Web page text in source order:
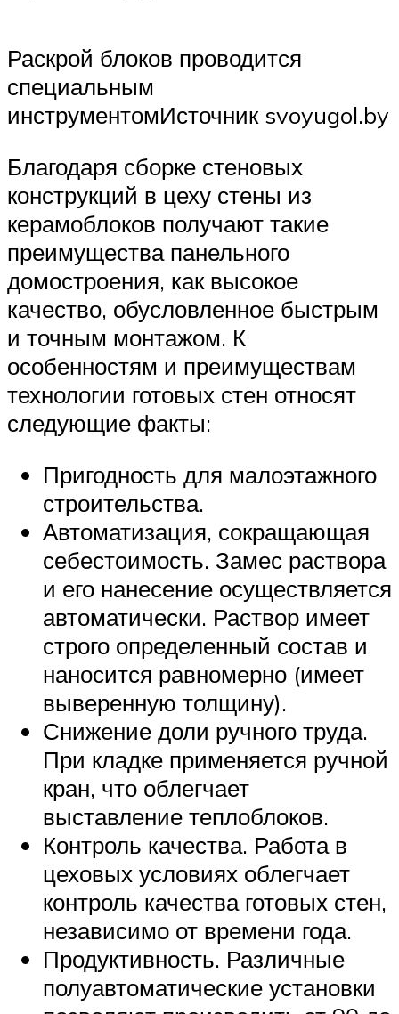
Раскрой блоков проводится
специальным
инструментомИсточник svoyugol.by
Благодаря сборке стеновых
конструкций в цеху стены из
керамоблоков получают такие
преимущества панельного
домостроения, как высокое
качество, обусловленное быстрым
и точным монтажом. К
особенностям и преимуществам
технологии готовых стен относят
следующие факты:
Пригодность для малоэтажного
строительства.
Автоматизация, сокращающая
себестоимость. Замес раствора
и его нанесение осуществляется
автоматически. Раствор имеет
строго определенный состав и
наносится равномерно (имеет
выверенную толщину).
Снижение доли ручного труда.
При кладке применяется ручной
кран, что облегчает
выставление теплоблоков.
Контроль качества. Работа в
цеховых условиях облегчает
контроль качества готовых стен,
независимо от времени года.
Продуктивность. Различные
полуавтоматические установки